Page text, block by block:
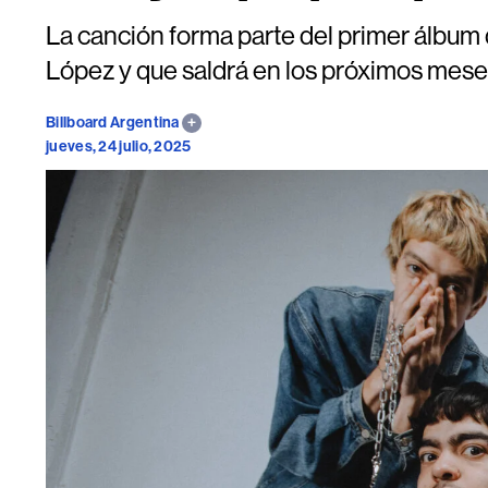
La canción forma parte del primer
López y que saldrá en los próximos
Billboard Argentina
jueves, 24 julio, 2025